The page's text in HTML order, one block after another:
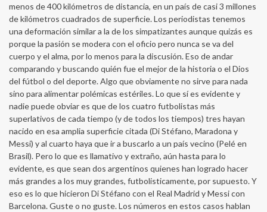
menos de 400 kilómetros de distancia, en un país de casi 3 millones
de kilómetros cuadrados de superficie. Los periodistas tenemos
una deformación similar a la de los simpatizantes aunque quizás es
porque la pasión se modera con el oficio pero nunca se va del
cuerpo y el alma, por lo menos para la discusión. Eso de andar
comparando y buscando quién fue el mejor de la historia o el Dios
del fútbol o del deporte. Algo que obviamente no sirve para nada
sino para alimentar polémicas estériles. Lo que sí es evidente y
nadie puede obviar es que de los cuatro futbolistas más
superlativos de cada tiempo (y de todos los tiempos) tres hayan
nacido en esa amplia superficie citada (Di Stéfano, Maradona y
Messi) y al cuarto haya que ir a buscarlo a un país vecino (Pelé en
Brasil). Pero lo que es llamativo y extraño, aún hasta para lo
evidente, es que sean dos argentinos quienes han logrado hacer
más grandes a los muy grandes, futbolisticamente, por supuesto. Y
eso es lo que hicieron Di Stéfano con el Real Madrid y Messi con
Barcelona. Guste o no guste. Los números en estos casos hablan